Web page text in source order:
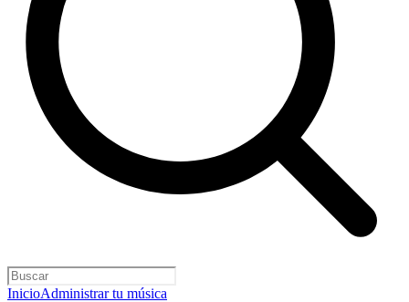
InicioAdministrar tu música